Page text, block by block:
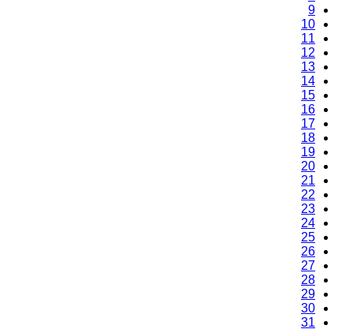
9
10
11
12
13
14
15
16
17
18
19
20
21
22
23
24
25
26
27
28
29
30
31